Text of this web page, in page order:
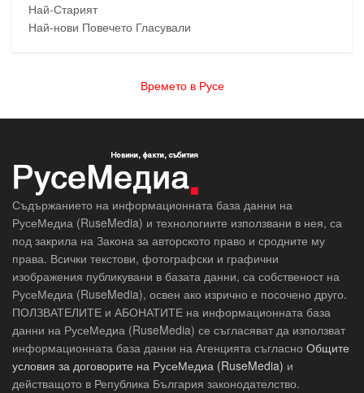
Най-Старият
Най-нови Повечето Гласували
Времето в Русе
Съдържанието на информационната база данни на
РусеМедиа (RuseMedia) и технологиите използвани в нея, са
под закрила на Закона за авторското право и сродните му
права. Всички текстови, фотографски и графични
изображения публикувани в базата данни, са собственост на
РусеМедиа (RuseMedia), освен ако изрично е посочено друго.
ПОЛЗВАТЕЛИТЕ и АБОНАТИТЕ на информационната база
данни на РусеМедиа (RuseMedia) се съгласяват да използват
информационната база данни на Агенцията съгласно Общите
условия за договорите на РусеМедиа (RuseMedia) и
действащото в Република България законодателство.